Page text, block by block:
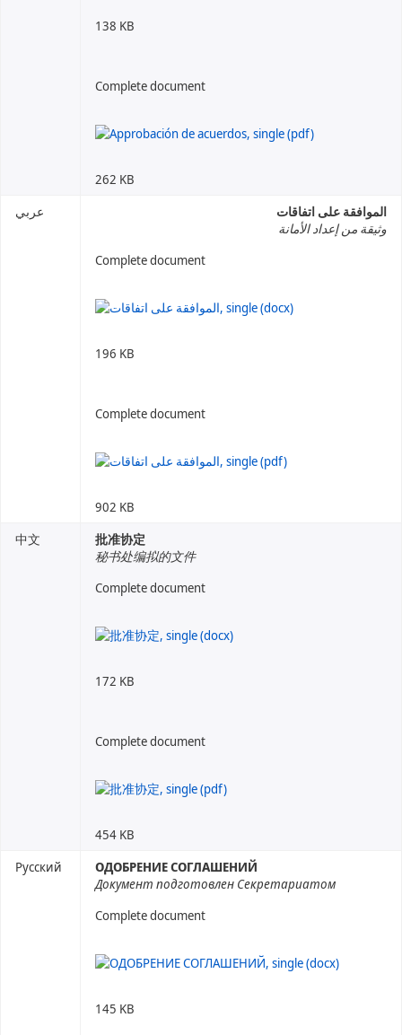
138 KB
Complete document
262 KB
عربي
الموافقة على اتفاقات
وثيقة من إعداد الأمانة
Complete document
196 KB
Complete document
902 KB
中文
批准协定
秘书处编拟的文件
Complete document
172 KB
Complete document
454 KB
Русский
ОДОБРЕНИЕ СОГЛАШЕНИЙ
Документ подготовлен Секретариатом
Complete document
145 KB